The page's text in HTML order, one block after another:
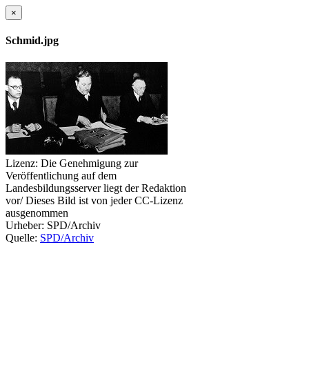
×
Schmid.jpg
Lizenz: Die Genehmigung zur
Veröffentlichung auf dem
Landesbildungsserver liegt der Redaktion
vor/ Dieses Bild ist von jeder CC-Lizenz
ausgenommen
Urheber: SPD/Archiv
Quelle: SPD/Archiv